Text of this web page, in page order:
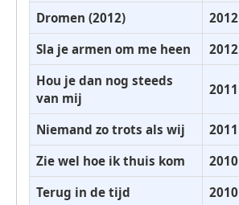
Dromen (2012)
2012
Sla je armen om me heen
2012
Hou je dan nog steeds
van mij
2011
Niemand zo trots als wij 2011
Zie wel hoe ik thuis kom
2010
Terug in de tijd
2010